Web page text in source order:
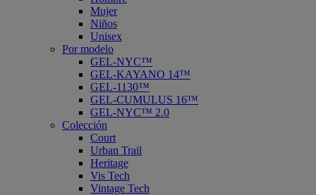
Mujer
Niños
Unisex
Por modelo
GEL-NYC™
GEL-KAYANO 14™
GEL-1130™
GEL-CUMULUS 16™
GEL-NYC™ 2.0
Colección
Court
Urban Trail
Heritage
Vis Tech
Vintage Tech